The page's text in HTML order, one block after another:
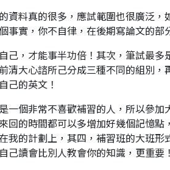
料真的很多，應試範圍也很廣泛
實，你不自律，在後期寫論文的部
己，才能事半功倍！其次，筆試最
大心諮所己分成三種不同的組別
己的英文！
個非常不喜歡補習的人，所以參加
的時間都可以多增加好幾個記憶
的計劃上，其四，補習班的大班形
讀會比別人教會你的知識，更重要！